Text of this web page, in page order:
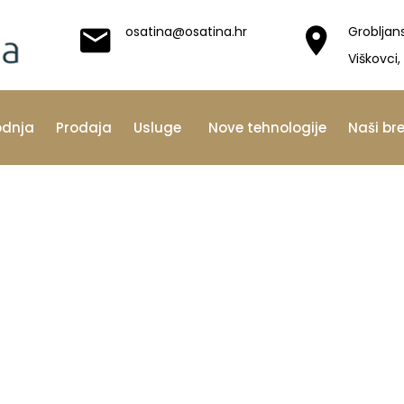
osatina@osatina.hr
Prodaja Usluge Nove tehnologije Naši